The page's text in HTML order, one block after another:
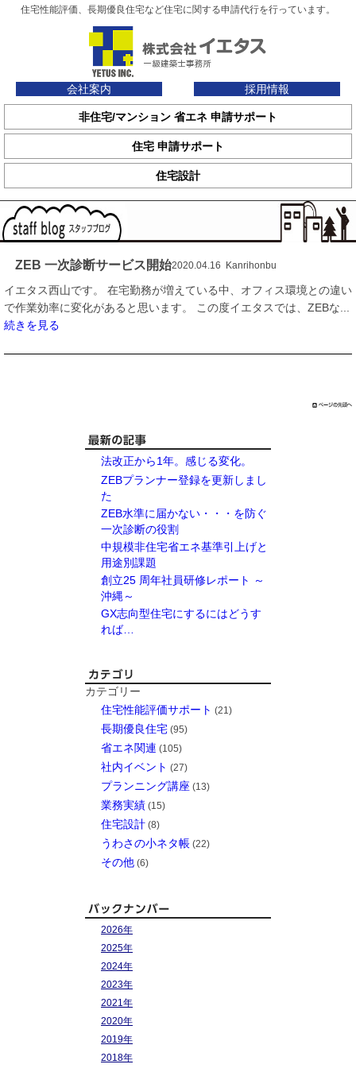
住宅性能評価、長期優良住宅など住宅に関する申請代行を行っています。
会社案内 採用情報
非住宅/マンション 省エネ 申請サポート
住宅 申請サポート
住宅設計
ZEB 一次診断サービス開始2020.04.16 Kanrihonbu
イエタス西山です。 在宅勤務が増えている中、オフィス環境との違い
で作業効率に変化があると思います。 この度イエタスでは、ZEBな...
続きを見る
法改正から1年。感じる変化。
ZEBプランナー登録を更新しまし
た
ZEB水準に届かない・・・を防ぐ
一次診断の役割
中規模非住宅省エネ基準引上げと
用途別課題
創立25 周年社員研修レポート ～
沖縄～
GX志向型住宅にするにはどうす
れば…
カテゴリー
住宅性能評価サポート (21)
長期優良住宅 (95)
省エネ関連 (105)
社内イベント (27)
プランニング講座 (13)
業務実績 (15)
住宅設計 (8)
うわさの小ネタ帳 (22)
その他 (6)
2026年
2025年
2024年
2023年
2021年
2020年
2019年
2018年